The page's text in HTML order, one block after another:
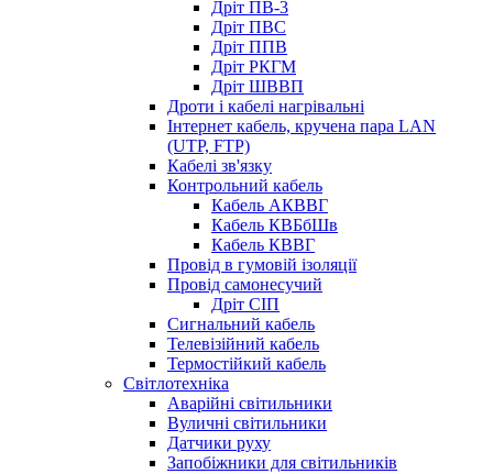
Дріт ПВ-3
Дріт ПВС
Дріт ППВ
Дріт РКГМ
Дріт ШВВП
Дроти і кабелі нагрівальні
Інтернет кабель, кручена пара LAN
(UTP, FTP)
Кабелі зв'язку
Контрольний кабель
Кабель АКВВГ
Кабель КВБбШв
Кабель КВВГ
Провід в гумовій ізоляції
Провід самонесучий
Дріт СІП
Сигнальний кабель
Телевізійний кабель
Термостійкий кабель
Світлотехніка
Аварійні світильники
Вуличні світильники
Датчики руху
Запобіжники для світильників